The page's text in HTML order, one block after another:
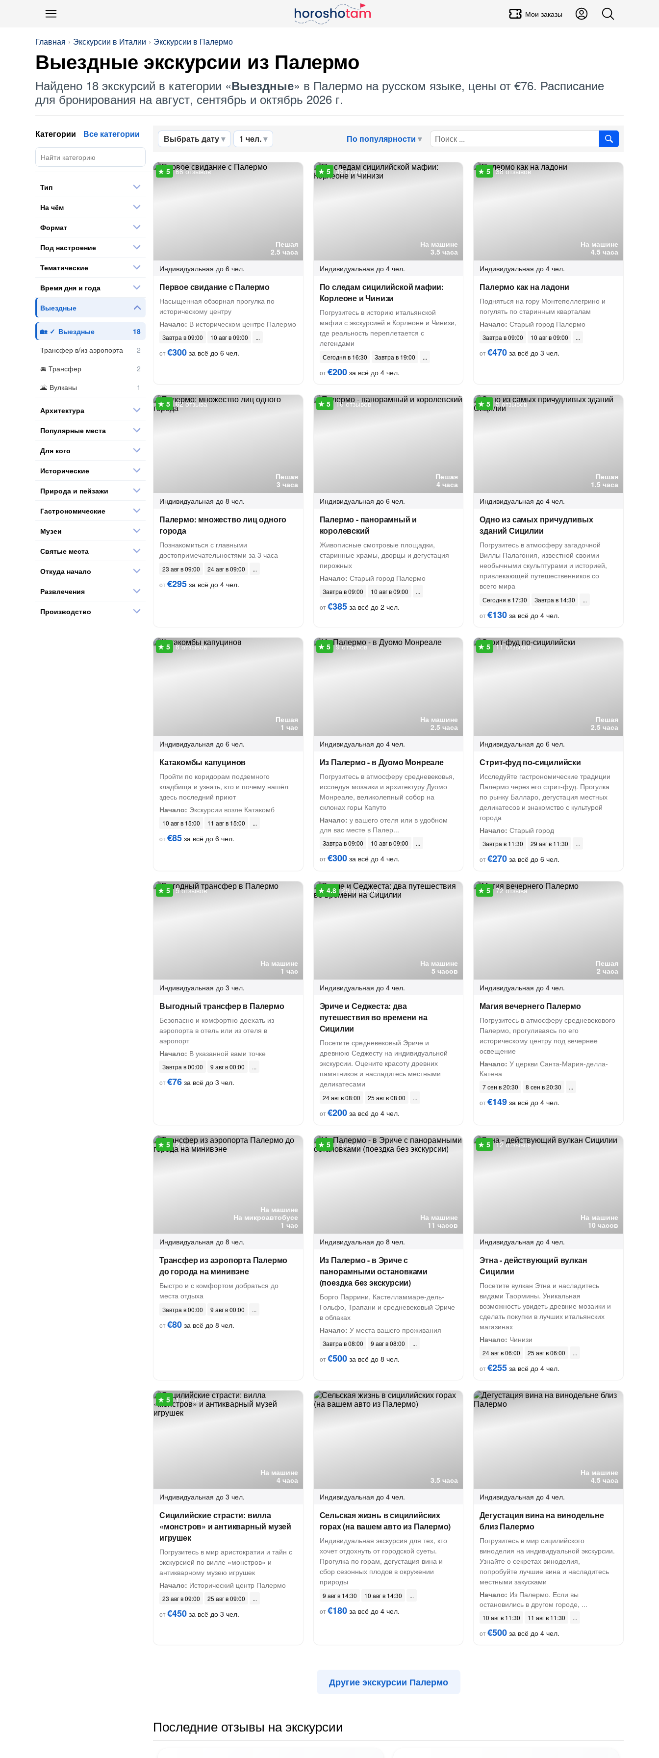
Мои заказы
Главная Экскурсии в Италии Экскурсии в Палермо
Выездные экскурсии из Палермо
Найдено 18 экскурсий в категории «Выездные» в Палермо на русском языке, цены от €76. Расписание
для бронирования на август, сентябрь и октябрь 2026 г.
Выбрать дату 1 чел. По популярности
Пешая
2.5 часа
66 отзывов
Индивидуальная до 6 чел.
Первое свидание с Палермо
Насыщенная обзорная прогулка по
историческому центру
Начало: В историческом центре Палермо
Завтра в 09:00
10 авг в 09:00
от€300 за всё до 6 чел.
На машине
3.5 часа
43 отзыва
Индивидуальная до 4 чел.
По следам сицилийской мафии:
Корлеоне и Чинизи
Погрузитесь в историю итальянской
мафии с экскурсией в Корлеоне и Чинизи,
где реальность переплетается с
легендами
Сегодня в 16:30
Завтра в 19:00
от€200за всё до 4 чел.
На машине
4.5 часа
38 отзывов
Индивидуальная до 4 чел.
Палермо как на ладони
Подняться на гору Монтепеллегрино и
погулять по старинным кварталам
Начало: Старый город Палермо
Завтра в 09:00
10 авг в 09:00
от€470 за всё до 3 чел.
Пешая
3 часа
62 отзыва
Индивидуальная до 8 чел.
Палермо: множество лиц одного
города
Познакомиться с главными
достопримечательностями за 3 часа
23 авг в 09:00
24 авг в 09:00
от€295 за всё до 4 чел.
Пешая
4 часа
10 отзывов
Индивидуальная до 6 чел.
Палермо - панорамный и
королевский
Живописные смотровые площадки,
старинные храмы, дворцы и дегустация
пирожных
Начало: Старый город Палермо
Завтра в 09:00
10 авг в 09:00
от€385за всё до 2 чел.
Пешая
1.5 часа
5 отзывов
Индивидуальная до 4 чел.
Одно из самых причудливых
зданий Сицилии
Погрузитесь в атмосферу загадочной
Виллы Палагония, известной своими
необычными скульптурами и историей,
привлекающей путешественников со
всего мира
Сегодня в 17:30
Завтра в 14:30
от€130 за всё до 4 чел.
Пешая
1 час
8 отзывов
Индивидуальная до 6 чел.
Катакомбы капуцинов
Пройти по коридорам подземного
кладбища и узнать, кто и почему нашёл
здесь последний приют
Начало: Экскурсии возле Катакомб
10 авг в 15:00
11 авг в 15:00
от€85 за всё до 6 чел.
На машине
2.5 часа
9 отзывов
Индивидуальная до 4 чел.
Из Палермо - в Дуомо Монреале
Погрузитесь в атмосферу средневековья,
исследуя мозаики и архитектуру Дуомо
Монреале, великолепный собор на
склонах горы Капуто
Начало: у вашего отеля или в удобном
для вас месте в Палер...
Завтра в 09:00
10 авг в 09:00
от€300за всё до 4 чел.
Пешая
2.5 часа
11 отзывов
Индивидуальная до 6 чел.
Стрит-фуд по-сицилийски
Исследуйте гастрономические традиции
Палермо через его стрит-фуд. Прогулка
по рынку Балларо, дегустация местных
деликатесов и знакомство с культурой
города
Начало: Старый город
Завтра в 11:30
29 авг в 11:30
от€270 за всё до 6 чел.
На машине
1 час
5 отзывов
Индивидуальная до 3 чел.
Выгодный трансфер в Палермо
Безопасно и комфортно доехать из
аэропорта в отель или из отеля в
аэропорт
Начало: В указанной вами точке
Завтра в 00:00
9 авг в 00:00
от€76 за всё до 3 чел.
На машине
5 часов
29 отзывов
Индивидуальная до 4 чел.
Эриче и Седжеста: два
путешествия во времени на
Сицилии
Посетите средневековый Эриче и
древнюю Седжесту на индивидуальной
экскурсии. Оцените красоту древних
памятников и насладитесь местными
деликатесами
24 авг в 08:00
25 авг в 08:00
от€200за всё до 4 чел.
Пешая
2 часа
72 отзыва
Индивидуальная до 4 чел.
Магия вечернего Палермо
Погрузитесь в атмосферу средневекового
Палермо, прогуливаясь по его
историческому центру под вечернее
освещение
Начало: У церкви Санта-Мария-делла-
Катена
7 сен в 20:30
8 сен в 20:30
от€149 за всё до 4 чел.
На машине
На микроавтобусе
1 час
2 отзыва
Индивидуальная до 8 чел.
Трансфер из аэропорта Палермо
до города на минивэне
Быстро и с комфортом добраться до
места отдыха
Завтра в 00:00
9 авг в 00:00
от€80 за всё до 8 чел.
На машине
11 часов
1 отзыв
Индивидуальная до 8 чел.
Из Палермо - в Эриче с
панорамными остановками
(поездка без экскурсии)
Борго Паррини, Кастелламмаре-дель-
Гольфо, Трапани и средневековый Эриче
в облаках
Начало: У места вашего проживания
Завтра в 08:00
9 авг в 08:00
от€500за всё до 8 чел.
На машине
10 часов
12 отзывов
Индивидуальная до 4 чел.
Этна - действующий вулкан
Сицилии
Посетите вулкан Этна и насладитесь
видами Таормины. Уникальная
возможность увидеть древние мозаики и
сделать покупки в лучших итальянских
магазинах
Начало: Чинизи
24 авг в 06:00
25 авг в 06:00
от€255 за всё до 4 чел.
На машине
4 часа
1 отзыв
Индивидуальная до 3 чел.
Сицилийские страсти: вилла
«монстров» и антикварный музей
игрушек
Погрузитесь в мир аристократии и тайн с
экскурсией по вилле «монстров» и
антикварному музею игрушек
Начало: Исторический центр Палермо
23 авг в 09:00
25 авг в 09:00
от€450 за всё до 3 чел.
3.5 часа
Индивидуальная до 4 чел.
Сельская жизнь в сицилийских
горах (на вашем авто из Палермо)
Индивидуальная экскурсия для тех, кто
хочет отдохнуть от городской суеты.
Прогулка по горам, дегустация вина и
сбор сезонных плодов в окружении
природы
9 авг в 14:30
10 авг в 14:30
от€180за всё до 4 чел.
На машине
4.5 часа
Индивидуальная до 4 чел.
Дегустация вина на винодельне
близ Палермо
Погрузитесь в мир сицилийского
виноделия на индивидуальной экскурсии.
Узнайте о секретах виноделия,
попробуйте лучшие вина и насладитесь
местными закусками
Начало: Из Палермо. Если вы
остановились в другом городе, ...
10 авг в 11:30
11 авг в 11:30
от€500 за всё до 4 чел.
Другие экскурсии Палермо
Последние отзывы на экскурсии
Категории Все категории
Тип
На чём
Формат
Под настроение
Тематические
Время дня и года
Выездные
Выездные
Трансфер в/из аэропорта
Трансфер
Вулканы
Архитектура
Популярные места
Для кого
Исторические
Природа и пейзажи
Гастрономические
Музеи
Святые места
Откуда начало
Развлечения
Производство